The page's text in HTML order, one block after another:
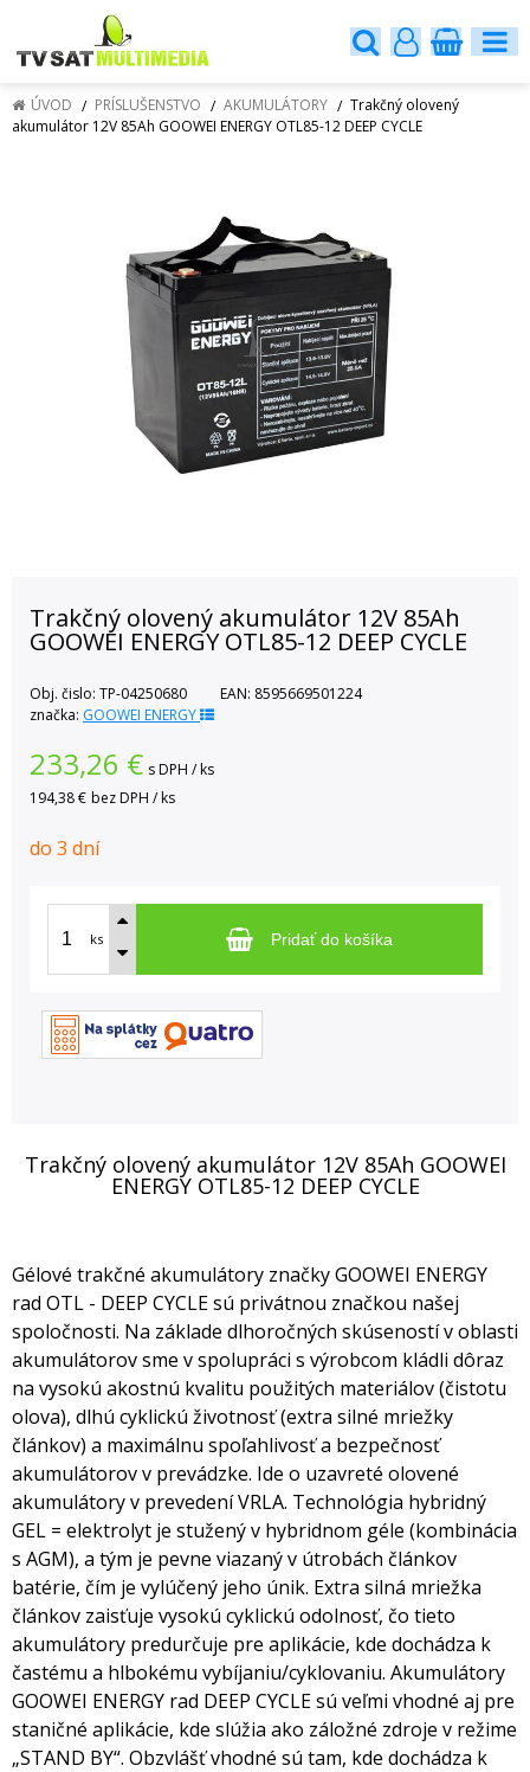
ÚVOD PRÍSLUŠENSTVO AKUMULÁTORY
Trakčný olovený
akumulátor 12V 85Ah GOOWEI ENERGY OTL85-12 DEEP CYCLE
Trakčný olovený akumulátor 12V 85Ah
GOOWEI ENERGY OTL85-12 DEEP CYCLE
Obj. čislo: TP-04250680 EAN: 8595669501224
značka: GOOWEI ENERGY
233,26 € s DPH / ks
194,38 € bez DPH / ks
do 3 dní
ks Pridať do košíka
Trakčný olovený akumulátor 12V 85Ah GOOWEI
ENERGY OTL85-12 DEEP CYCLE
Gélové trakčné akumulátory značky GOOWEI ENERGY
rad OTL - DEEP CYCLE sú privátnou značkou našej
spoločnosti. Na základe dlhoročných skúseností v oblasti
akumulátorov sme v spolupráci s výrobcom kládli dôraz
na vysokú akostnú kvalitu použitých materiálov (čistotu
olova), dlhú cyklickú životnosť (extra silné mriežky
článkov) a maximálnu spoľahlivosť a bezpečnosť
akumulátorov v prevádzke. Ide o uzavreté olovené
akumulátory v prevedení VRLA. Technológia hybridný
GEL = elektrolyt je stužený v hybridnom géle (kombinácia
s AGM), a tým je pevne viazaný v útrobách článkov
batérie, čím je vylúčený jeho únik. Extra silná mriežka
článkov zaisťuje vysokú cyklickú odolnosť, čo tieto
akumulátory predurčuje pre aplikácie, kde dochádza k
častému a hlbokému vybíjaniu/cyklovaniu. Akumulátory
GOOWEI ENERGY rad DEEP CYCLE sú veľmi vhodné aj pre
staničné aplikácie, kde slúžia ako záložné zdroje v režime
„STAND BY“. Obzvlášť vhodné sú tam, kde dochádza k